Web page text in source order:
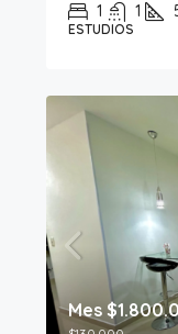
1 1
ESTUDIOS
Mes